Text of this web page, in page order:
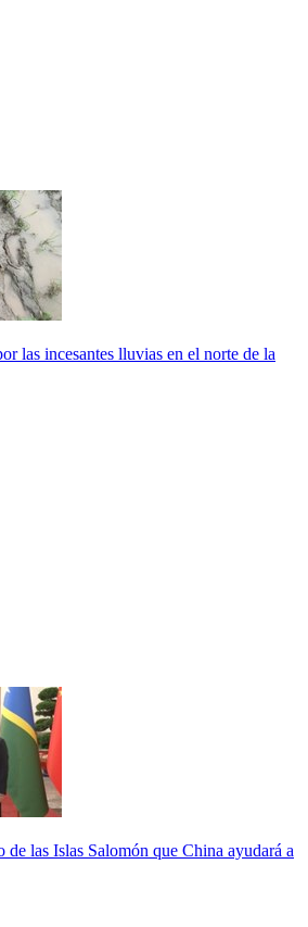
las incesantes lluvias en el norte de la
las Islas Salomón que China ayudará a